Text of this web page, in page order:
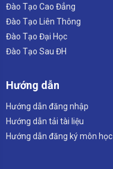
Đào Tạo Cao Đẳng
Đào Tạo Liên Thông
Đào Tạo Đại Học
Đào Tạo Sau ĐH
Hướng dẫn
Hướng dẫn đăng nhập
Hướng dẫn tải tài liệu
Hướng dẫn đăng ký môn học